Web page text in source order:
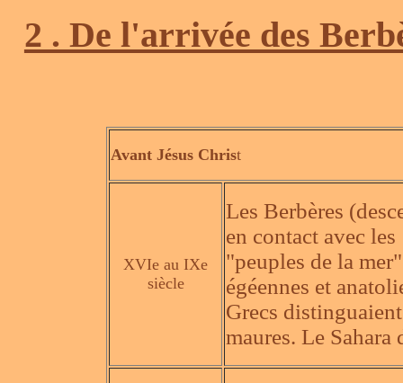
2 . De l'arrivée des
Avant Jésus Christ
XVIe au IXe
siècle
Les Berbères
en contact avec les
"peuples de la
égéennes et
Grecs
maures. Le